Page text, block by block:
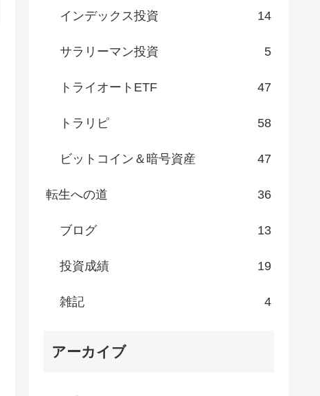
インデックス投資 14
サラリーマン投資 5
トライオートETF 47
トラリピ 58
ビットコイン＆暗号資産 47
転生への道 36
ブログ 13
投資成績 19
雑記 4
アーカイブ